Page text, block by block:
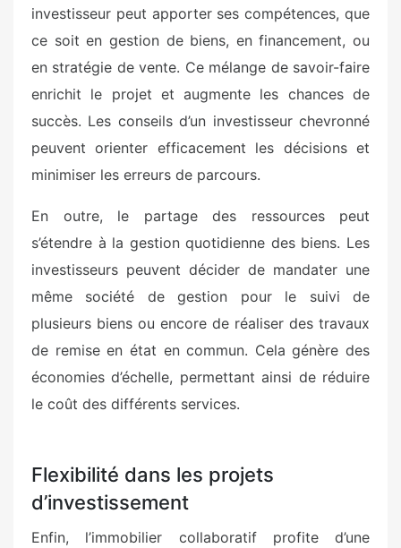
investisseur peut apporter ses compétences, que
ce soit en gestion de biens, en financement, ou
en stratégie de vente. Ce mélange de savoir-faire
enrichit le projet et augmente les chances de
succès. Les conseils d’un investisseur chevronné
peuvent orienter efficacement les décisions et
minimiser les erreurs de parcours.
En outre, le partage des ressources peut
s’étendre à la gestion quotidienne des biens. Les
investisseurs peuvent décider de mandater une
même société de gestion pour le suivi de
plusieurs biens ou encore de réaliser des travaux
de remise en état en commun. Cela génère des
économies d’échelle, permettant ainsi de réduire
le coût des différents services.
Flexibilité dans les projets
d’investissement
Enfin, l’immobilier collaboratif profite d’une